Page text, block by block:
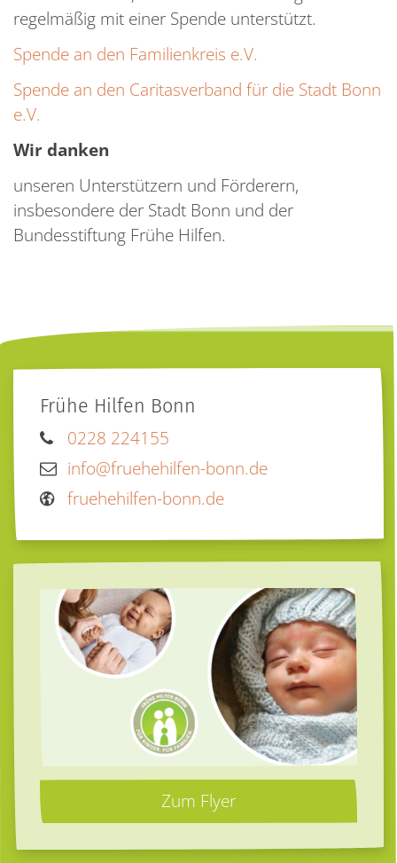
regelmäßig mit einer Spende unterstützt.
Spende an den Familienkreis e.V.
Spende an den Caritasverband für die Stadt Bonn
e.V.
Wir danken
unseren Unterstützern und Förderern,
insbesondere der Stadt Bonn und der
Bundesstiftung Frühe Hilfen.
Frühe Hilfen Bonn
0228 224155
info@fruehehilfen-bonn.de
fruehehilfen-bonn.de
Zum Flyer